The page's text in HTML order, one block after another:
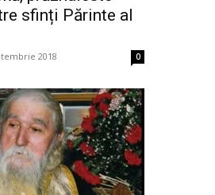
sfinți Părinte al
2018 0